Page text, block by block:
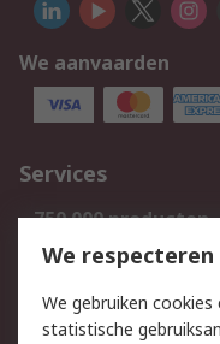
We aanvaarden
Services
750.000 producten
Bestellen
Track & Trace
We
We gebruiken
statistische